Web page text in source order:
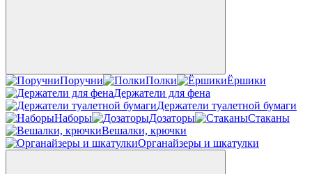
Поручни Полки
Ёршики
Держатели для фена
Держатели туалетной бумаги
Наборы
Дозаторы
Стаканы
Вешалки, крючки
Органайзеры и шкатулки